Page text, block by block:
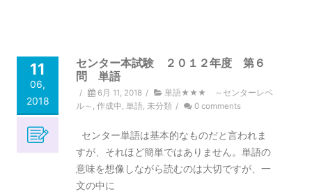
11
06,
2018
センター本試験 ２０１２年度 第６
問 単語
/ 6月 11, 2018 /
単語★★★ ～センターレベ
ル～ , 作成中, 単語, 未分類 / 0 comments
センター単語は基本的なものだと言われま
すが、それほど簡単ではありません。単語の
意味を想像しながら読むのは大切ですが、一
文の中に